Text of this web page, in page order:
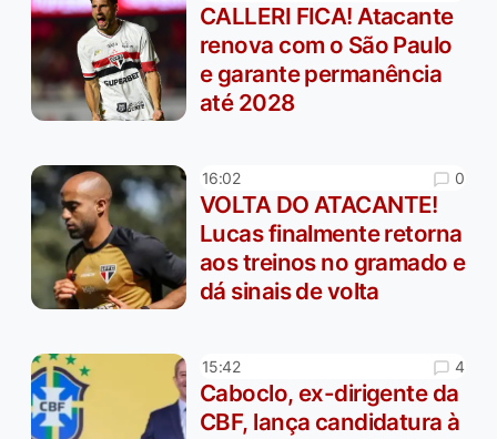
CALLERI FICA! Atacante
renova com o São Paulo
e garante permanência
até 2028
16:02 0
VOLTA DO ATACANTE!
Lucas finalmente retorna
aos treinos no gramado e
dá sinais de volta
15:42 4
Caboclo, ex-dirigente da
CBF, lança candidatura à